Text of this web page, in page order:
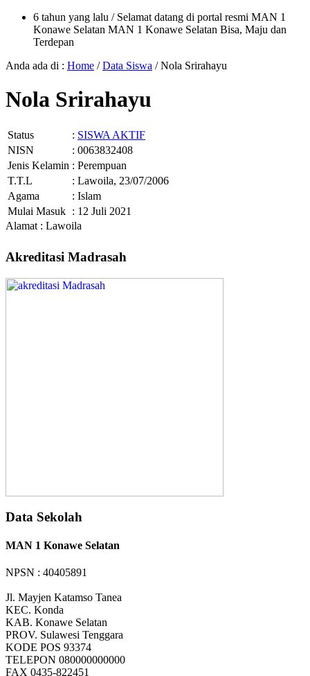
6 tahun yang lalu / Selamat datang di portal resmi MAN 1
Konawe Selatan MAN 1 Konawe Selatan Bisa, Maju dan
Terdepan
Anda ada di : Home /Data Siswa /Nola Srirahayu
Nola Srirahayu
Status : SISWA AKTIF
NISN
: 0063832408
Jenis Kelamin : Perempuan
T.T.L
: Lawoila, 23/07/2006
Agama
: Islam
Mulai Masuk : 12 Juli 2021
Alamat : Lawoila
Akreditasi Madrasah
Data Sekolah
MAN 1 Konawe Selatan
NPSN : 40405891
Jl. Mayjen Katamso Tanea
KEC. Konda
KAB. Konawe Selatan
PROV. Sulawesi Tenggara
KODE POS 93374
TELEPON 080000000000
FAX 0435-822451